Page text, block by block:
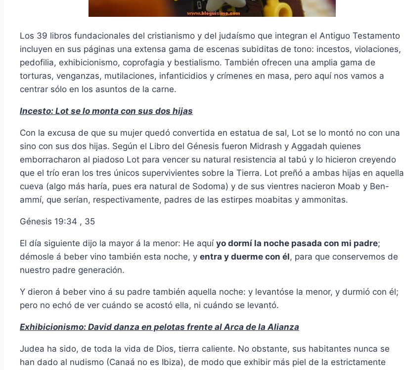
Los 39 libros fundacionales del cristianismo y del judaísmo que integran el Antiguo Testamento
incluyen en sus páginas una extensa gama de escenas subiditas de tono: incestos, violaciones,
pedofilia, exhibicionismo, coprofagia y bestialismo. También ofrecen una amplia gama de
torturas, venganzas, mutilaciones, infanticidios y crímenes en masa, pero aquí nos vamos a
centrar sólo en los asuntos de la carne.
Incesto: Lot se lo monta con sus dos hijas
Con la excusa de que su mujer quedó convertida en estatua de sal, Lot se lo montó no con una
sino con sus dos hijas. Según el Libro del Génesis fueron Midrash y Aggadah quienes
emborracharon al piadoso Lot para vencer su natural resistencia al tabú y lo hicieron creyendo
que el trío eran los tres únicos supervivientes sobre la Tierra. Lot preñó a ambas hijas en aquella
cueva (algo más haría, pues era natural de Sodoma) y de sus vientres nacieron Moab y Ben-
ammí, que serían, respectivamente, padres de las estirpes moabitas y ammonitas.
Génesis 19:34 , 35
El día siguiente dijo la mayor á la menor: He aquí yo dormí la noche pasada con mi padre;
démosle á beber vino también esta noche, y entra y duerme con él, para que conservemos de
nuestro padre generación.
Y dieron á beber vino á su padre también aquella noche: y levantóse la menor, y durmió con él;
pero no echó de ver cuándo se acostó ella, ni cuándo se levantó.
Exhibicionismo: David danza en pelotas frente al Arca de la Alianza
Judea ha sido, de toda la vida de Dios, tierra caliente. No obstante, sus habitantes nunca se
han dado al nudismo (Canaá no es Ibiza), de modo que exhibir más piel de la estrictamente